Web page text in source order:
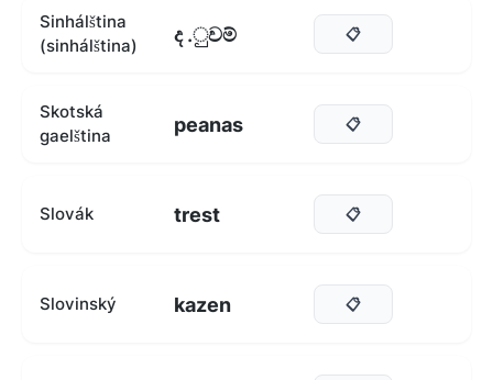
Sinhálština
(sinhálština)
ද .ුවම් 📋
Skotská
gaelština
peanas 📋
Slovák trest 📋
Slovinský kazen 📋